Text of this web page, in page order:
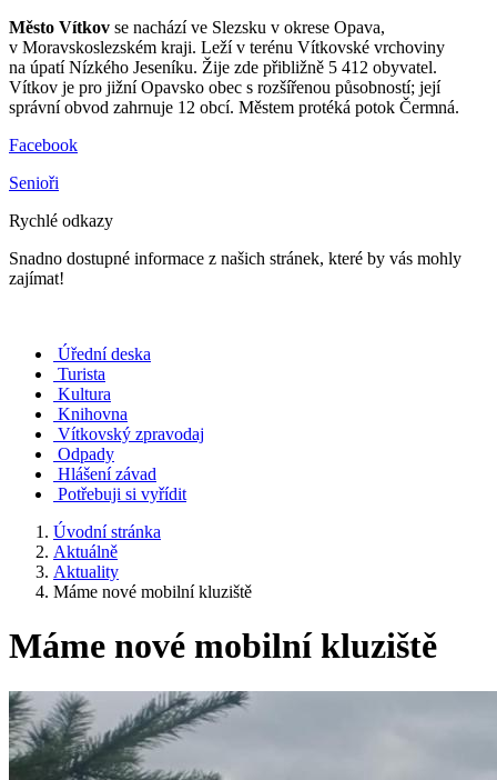
Město Vítkov se nachází ve Slezsku v okrese Opava,
v Moravskoslezském kraji. Leží v terénu Vítkovské vrchoviny
na úpatí Nízkého Jeseníku. Žije zde přibližně 5 412 obyvatel.
Vítkov je pro jižní Opavsko obec s rozšířenou působností; její
správní obvod zahrnuje 12 obcí. Městem protéká potok Čermná.
Facebook
Senioři
Rychlé odkazy
Snadno dostupné informace z našich stránek, které by vás mohly
zajímat!
Úřední deska
Turista
Kultura
Knihovna
Vítkovský zpravodaj
Odpady
Hlášení závad
Potřebuji si vyřídit
Úvodní stránka
Aktuálně
Aktuality
Máme nové mobilní kluziště
Máme nové mobilní kluziště